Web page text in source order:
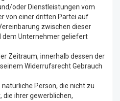
oder Dienstleistungen vom
von einer dritten Partei auf
zwischen dieser
dem Unternehmer geliefert
Zeitraum, innerhalb dessen der
Widerrufsrecht Gebrauch
natürliche Person, die nicht zu
die ihrer gewerblichen,